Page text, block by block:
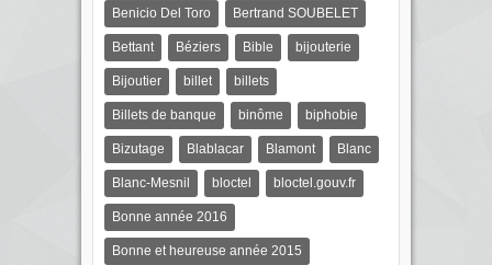
Benicio Del Toro Bertrand SOUBELET
Bettant Béziers Bible bijouterie
Bijoutier billet billets
Billets de banque binôme biphobie
Bizutage Blablacar Blamont Blanc
Blanc-Mesnil bloctel bloctel.gouv.fr
Bonne année 2016
Bonne et heureuse année 2015